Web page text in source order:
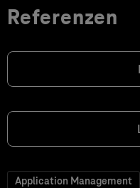
Referenzen
Application Management